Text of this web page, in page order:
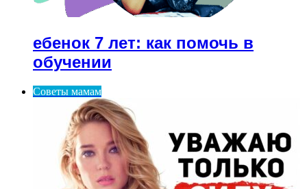
ебенок 7 лет: как помочь в
обучении
Советы мамам